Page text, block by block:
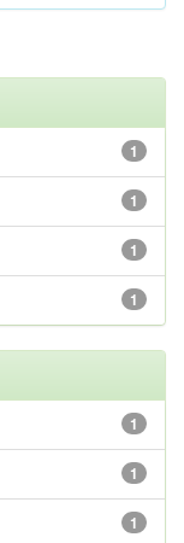
1
1
1
1
1
1
1